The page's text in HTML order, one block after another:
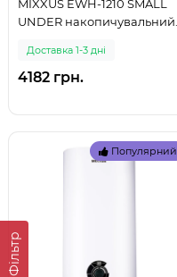
Фільтр
MIXXUS EWH-1210 SMALL
UNDER накопичувальний
(WH060 (999)
Доставка 1-3 дні
4182 грн.
Популярний